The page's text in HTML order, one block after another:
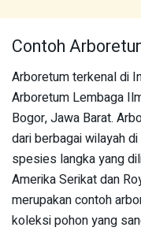
Contoh
Arboretum terkenal di
Arboretum Lembaga
Bogor, Jawa Barat.
dari berbagai wilayah
spesies langka yang
Amerika Serikat dan
merupakan contoh
koleksi pohon yang